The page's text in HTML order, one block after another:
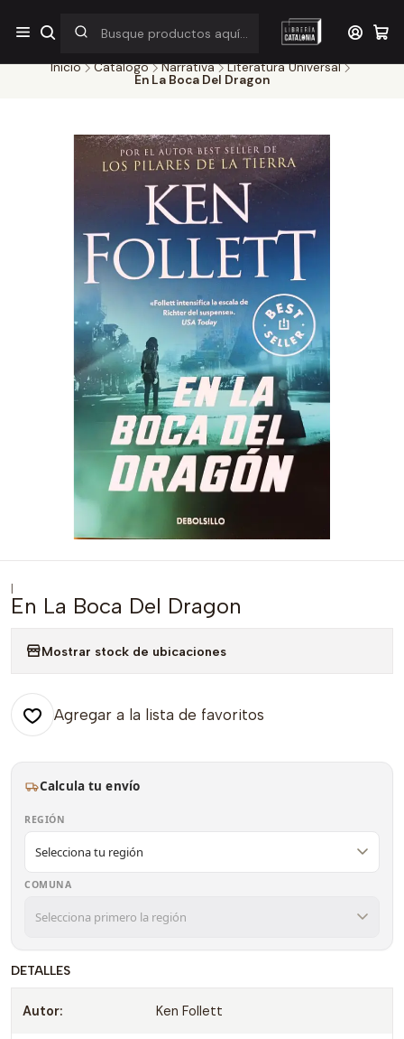
¡Por pocos días! Despacho a $1.000 en RM por compras sobre
$38.000
Inicio Catálogo Narrativa
Literatura Universal
En La Boca Del Dragon
|
En La Boca Del Dragon
Mostrar stock de ubicaciones
Agregar a la lista de favoritos
Calcula tu envío
REGIÓN
COMUNA
DETALLES
Autor: Ken Follett